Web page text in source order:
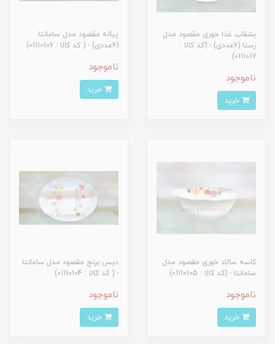
بشقاب غذا خوری مقصود مدل
رستا (6عددی) - (کد کالا :
0111017)
ناموجود
پیاله مقصود مدل سامانتا
(6عددی) - ( کد کالا : 01110106)
ناموجود
کاسه سالاد خوری مقصود مدل
سامانتا - (کد کالا : 01110105)
ناموجود
دیس برنج مقصود مدل سامانتا
- ( کد کالا : 01110104)
ناموجود